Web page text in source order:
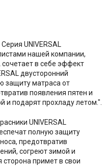
Серия UNIVERSAL
нашей компании,
в себе эффект
двусторонний
защиту матраса от
появления пятен и
и подарят прохладу летом.".
UNIVERSAL
полную защиту
предотвратив
согреют зимой и
примет в свои